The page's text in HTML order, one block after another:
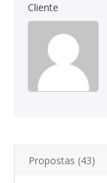
Cliente
Propostas (43)